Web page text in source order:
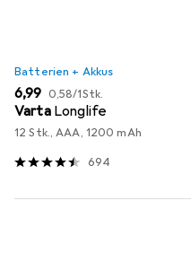
Batterien + Akkus
EUR
6,99 EUR
0,58/1Stk.
Varta Longlife
12 Stk., AAA, 1200 mAh
694